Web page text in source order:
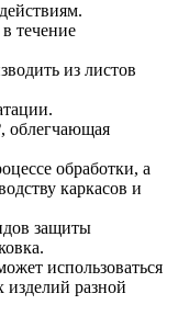
течение
из листов
, облегчающая
обработки, а
каркасов и
защиты
использоваться
изделий разной